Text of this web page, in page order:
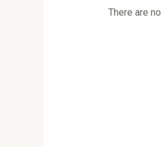
There are